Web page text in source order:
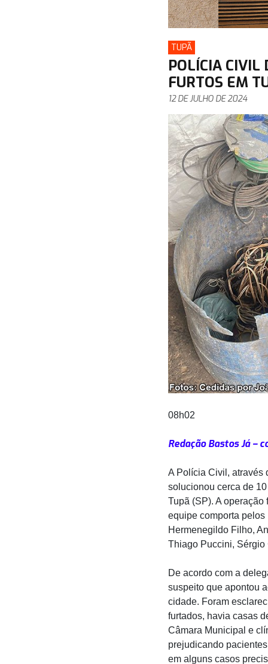
TUPÃ
POLÍCIA CIVIL
FURTOS EM
12 DE JULHO DE 2024
08h02
Redação Bastos Já –
A Polícia Civil, através
solucionou cerca de
Tupã (SP). A
equipe comporta
Hermenegildo Filho,
Thiago Puccini, Sérgio
De acordo com a
suspeito que apontou
cidade. Foram
furtados, havia casas
Câmara Municipal e
prejudicando
em alguns casos